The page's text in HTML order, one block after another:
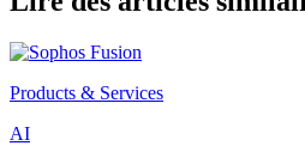
Products & Services
AI